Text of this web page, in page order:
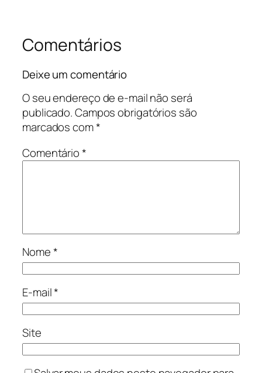
Comentários
Deixe um comentário
O seu endereço de e-mail não será
publicado.Campos obrigatórios são
marcados com*
Comentário*
Nome*
E-mail*
Site